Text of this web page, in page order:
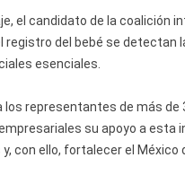
el candidato de la coalición
registro del bebé se detectan
esenciales.
los representantes de más
su apoyo a esta
con ello, fortalecer el México